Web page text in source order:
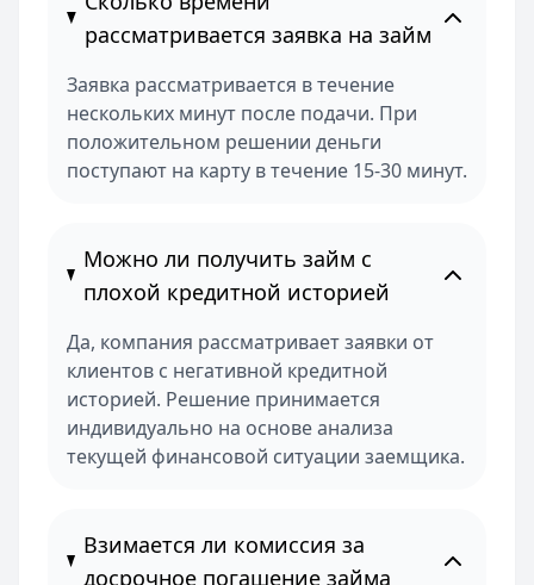
рассматривается заявка на займ
Заявка рассматривается в течение
нескольких минут после подачи. При
положительном решении деньги
поступают на карту в течение 15-30 минут.
Можно ли получить займ с
плохой кредитной историей
Да, компания рассматривает заявки от
клиентов с негативной кредитной
историей. Решение принимается
индивидуально на основе анализа
текущей финансовой ситуации заемщика.
Взимается ли комиссия за
досрочное погашение займа